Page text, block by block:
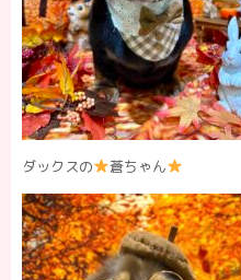
ダックスの 蒼ちゃん